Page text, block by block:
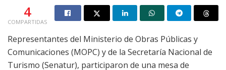
4
COMPARTIDAS
Representantes del Ministerio de Obras Públicas y
Comunicaciones (MOPC) y de la Secretaría Nacional de
Turismo (Senatur), participaron de una mesa de